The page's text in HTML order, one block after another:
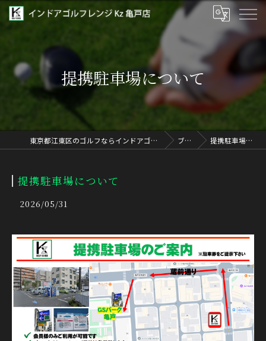
提携駐車場について
東京都江東区のゴルフならインドアゴルフレンジ Kz 亀戸店 ブログ 提携駐車場について
提携駐車場について
2026/05/31